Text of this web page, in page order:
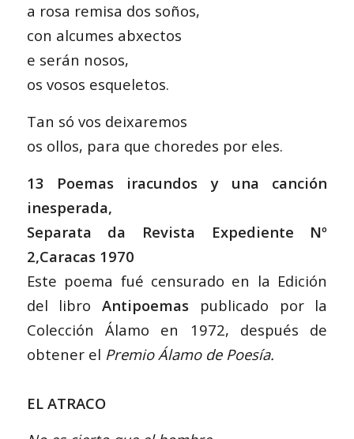
a rosa remisa dos soños,
con alcumes abxectos
e serán nosos,
os vosos esqueletos.
Tan só vos deixaremos
os ollos, para que choredes por eles.
13 Poemas iracundos y una canción
inesperada,
Separata da Revista Expediente Nº
2,Caracas 1970
Este poema fué censurado en la Edición
del libro Antipoemas publicado por la
Colección Álamo en 1972, después de
obtener el Premio Álamo de Poesía.
EL ATRACO